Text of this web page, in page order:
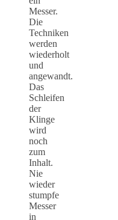
Messer.
Die
Techniken
werden
wiederholt
und
angewandt.
Das
Schleifen
der
Klinge
wird
noch
zum
Inhalt.
Nie
wieder
stumpfe
Messer
in